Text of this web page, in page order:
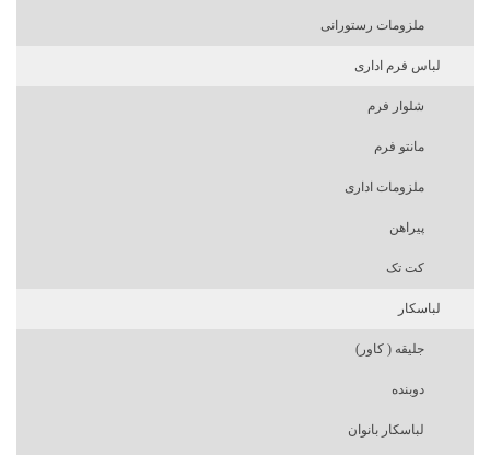
ملزومات رستورانی
لباس فرم اداری
شلوار فرم
مانتو فرم
ملزومات اداری
پیراهن
کت تک
لباسکار
جلیقه ( کاور)
دوبنده
لباسکار بانوان